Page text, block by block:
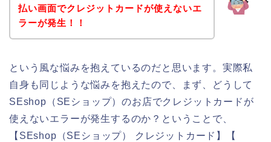
払い画面でクレジットカードが使えないエ
ラーが発生！！
という風な悩みを抱えているのだと思います。実際私
自身も同じような悩みを抱えたので、まず、どうして
SEshop（SEショップ）のお店でクレジットカードが
使えないエラーが発生するのか？ということで、
【SEshop（SEショップ） クレジットカード】【